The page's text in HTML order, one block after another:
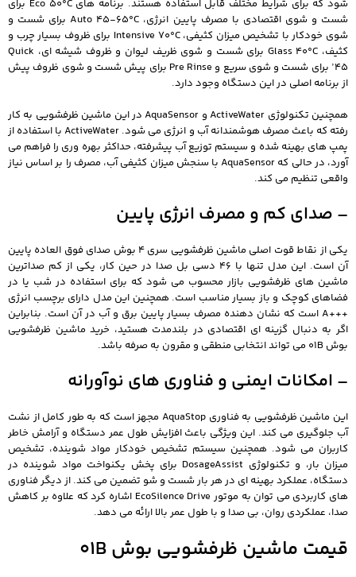
شود که برای شرایط مختلف قابل استفاده هستند. برنامه های Eco 50°C برای
شست و شوی اقتصادی با مصرف پایین انرژی، Auto 45-65°C برای شست و
شوی خودکار با تشخیص میزان کثیفی، Intensive 70°C برای ظروف بسیار چرب و
کثیف، Glass 40°C برای شست و شوی ظریف لیوان و ظروف شیشه ای، Quick
45’ برای شست و شوی سریع و Pre Rinse برای پیش شست و شوی ظروف پیش
از برنامه اصلی در این دستگاه وجود دارد.
همچنین تکنولوژی ActiveWater و AquaSensor در این ماشین ظرفشویی به کار
رفته که باعث مصرف هوشمندانه آب و انرژی می شود. ActiveWater با استفاده از
پمپ های بهینه شده و سیستم توزیع آب پیشرفته، حداکثر بهره وری را فراهم می
آورد، در حالی که AquaSensor با سنجش میزان کثیفی آب، مصرف را بر اساس نیاز
واقعی تنظیم می کند.
– صدای کم و مصرف انرژی پایین
یکی از نقاط قوت اصلی ماشین ظرفشویی سری 4 بوش صدای فوق العاده پایین
آن است. این مدل تنها با 46 دسی بل صدا در حین کار، یکی از کم صداترین
ماشین های ظرفشویی بازار محسوب می شود که برای استفاده در شب یا در
فضاهای کوچک و باز بسیار مناسب است. همچنین این مدل دارای برچسب انرژی
+++A است که نشان دهنده مصرف بسیار پایین برق و آب در آن است. بنابراین
اگر به دنبال گزینه ای اقتصادی در بلندمدت هستید، خرید ماشین ظرفشویی
بوش 01B می تواند انتخابی منطقی و مقرون به صرفه باشد.
– امکانات ایمنی و فناوری های نوآورانه
این ماشین ظرفشویی به فناوری AquaStop مجهز است که به طور کامل از نشت
آب جلوگیری می کند. این ویژگی باعث افزایش طول عمر دستگاه و آرامش خاطر
کاربران می شود. همچنین سیستم تشخیص خودکار مواد شوینده، تشخیص
میزان بار، و تکنولوژی DosageAssist برای پخش یکنواخت مواد شوینده در
دستگاه، عملکرد بهینه ای در هر بار شست و شو تضمین می کند. از دیگر فناوری
های کاربردی می توان به موتور EcoSilence Drive اشاره کرد که علاوه بر کاهش
صدا، عملکردی روان، بی صدا و با طول عمر بالا ارائه می دهد.
قیمت ماشین ظرفشویی بوش 01B